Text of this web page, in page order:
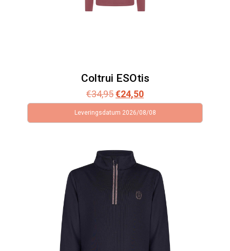
Coltrui ESOtis
€34,95Oorspronkelijke
prijs
€24,50Huidige
prijs
is:
Leveringsdatum 2026/08/08